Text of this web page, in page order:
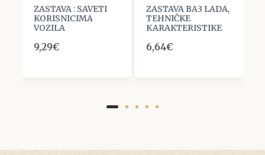
ZASTAVA : SAVETI
KORISNICIMA
VOZILA
9,29€
ZASTAVA BA3 LADA,
TEHNIČKE
KARAKTERISTIKE
6,64€